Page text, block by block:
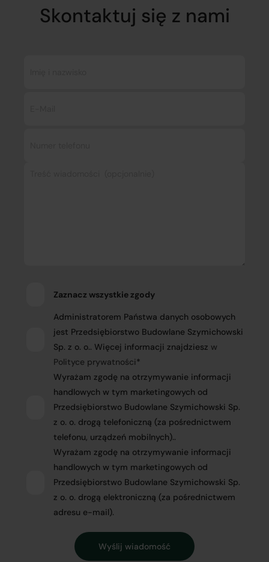
Skontaktuj się z nami
Zaznacz wszystkie zgody
Administratorem Państwa danych osobowych
jest Przedsiębiorstwo Budowlane Szymichowski
Sp. z o. o.. Więcej informacji znajdziesz w
Polityce prywatności*
Wyrażam zgodę na otrzymywanie informacji
handlowych w tym marketingowych od
Przedsiębiorstwo Budowlane Szymichowski Sp.
z o. o. drogą telefoniczną (za pośrednictwem
telefonu, urządzeń mobilnych)..
Wyrażam zgodę na otrzymywanie informacji
handlowych w tym marketingowych od
Przedsiębiorstwo Budowlane Szymichowski Sp.
z o. o. drogą elektroniczną (za pośrednictwem
adresu e-mail).